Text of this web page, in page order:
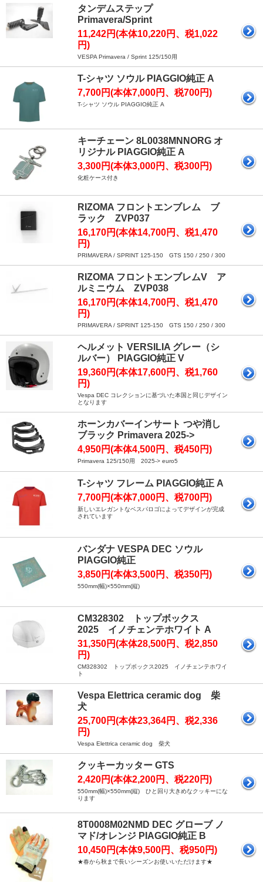
タンデムステップ
Primavera/Sprint
11,242円(本体10,220円、税1,022
円)
VESPA Primavera / Sprint 125/150用
T-シャツ ソウル PIAGGIO純正 A
7,700円(本体7,000円、税700円)
T-シャツ ソウル PIAGGIO純正 A
キーチェーン 8L0038MNNORG オ
リジナル PIAGGIO純正 A
3,300円(本体3,000円、税300円)
化粧ケース付き
RIZOMA フロントエンブレム ブ
ラック ZVP037
16,170円(本体14,700円、税1,470
円)
PRIMAVERA / SPRINT 125-150 GTS 150 / 250 / 300
RIZOMA フロントエンブレムV ア
ルミニウム ZVP038
16,170円(本体14,700円、税1,470
円)
PRIMAVERA / SPRINT 125-150 GTS 150 / 250 / 300
ヘルメット VERSILIA グレー（シ
ルバー） PIAGGIO純正 V
19,360円(本体17,600円、税1,760
円)
Vespa DEC コレクションに基づいた本国と同じデザイン
となります
ホーンカバーインサート つや消し
ブラック Primavera 2025->
4,950円(本体4,500円、税450円)
Primavera 125/150用 2025-> euro5
T-シャツ フレーム PIAGGIO純正 A
7,700円(本体7,000円、税700円)
新しいエレガントなベスパロゴによってデザインが完成
されています
バンダナ VESPA DEC ソウル
PIAGGIO純正
3,850円(本体3,500円、税350円)
550mm(幅)×550mm(縦)
CM328302 トップボックス
2025 イノチェンテホワイト A
31,350円(本体28,500円、税2,850
円)
CM328302 トップボックス2025 イノチェンテホワイ
ト
Vespa Elettrica ceramic dog 柴
犬
25,700円(本体23,364円、税2,336
円)
Vespa Elettrica ceramic dog 柴犬
クッキーカッター GTS
2,420円(本体2,200円、税220円)
550mm(幅)×550mm(縦) ひと回り大きめなクッキーにな
ります
8T0008M02NMD DEC グローブ ノ
マド/オレンジ PIAGGIO純正 B
10,450円(本体9,500円、税950円)
★春から秋まで長いシーズンお使いいただけます★